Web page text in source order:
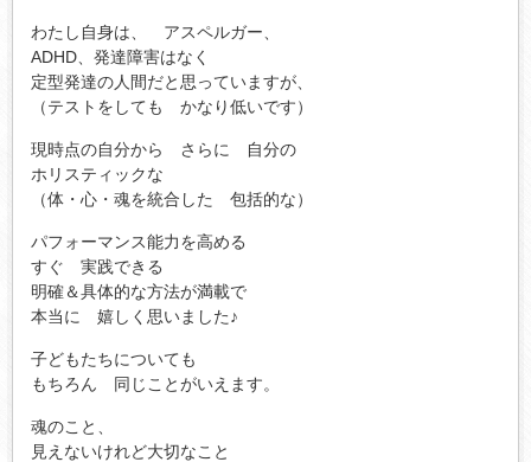
わたし自身は、 アスペルガー、
ADHD、発達障害はなく
定型発達の人間だと思っていますが、
（テストをしても かなり低いです）
現時点の自分から さらに 自分の
ホリスティックな
（体・心・魂を統合した 包括的な）
パフォーマンス能力を高める
すぐ 実践できる
明確＆具体的な方法が満載で
本当に 嬉しく思いました♪
子どもたちについても
もちろん 同じことがいえます。
魂のこと、
見えないけれど大切なこと